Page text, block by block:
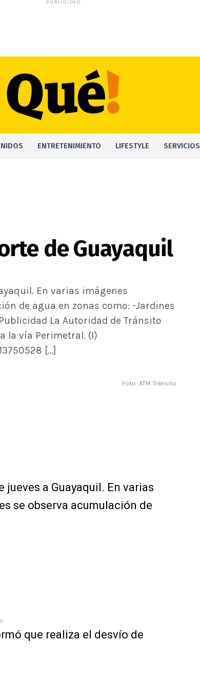
PUBLICIDAD
ENTRETENIMIENTO LIFESTYLE SERVICIOS
de Guayaquil
En varias imágenes
de agua en zonas como: -Jardines
La Autoridad de Tránsito
la vía Perimetral. (I)
[…]
Foto: ATM Tránsito
a Guayaquil. En varias
se observa acumulación de
que realiza el desvío de